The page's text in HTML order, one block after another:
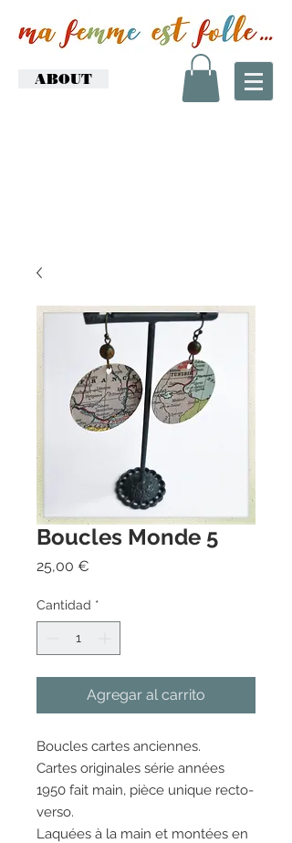
ABOUT
Boucles Monde 5
25,00 €
Cantidad *
Agregar al carrito
Boucles cartes anciennes.
Cartes originales série années
1950 fait main, pièce unique recto-
verso.
Laquées à la main et montées en